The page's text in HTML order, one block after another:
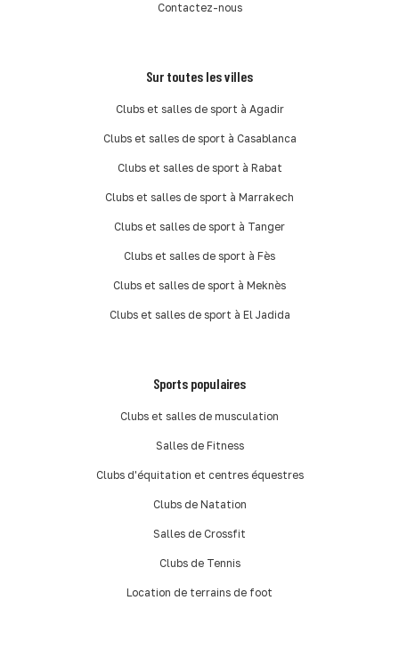
Contactez-nous
Sur toutes les villes
Clubs et salles de sport à Agadir
Clubs et salles de sport à Casablanca
Clubs et salles de sport à Rabat
Clubs et salles de sport à Marrakech
Clubs et salles de sport à Tanger
Clubs et salles de sport à Fès
Clubs et salles de sport à Meknès
Clubs et salles de sport à El Jadida
Sports populaires
Clubs et salles de musculation
Salles de Fitness
Clubs d'équitation et centres équestres
Clubs de Natation
Salles de Crossfit
Clubs de Tennis
Location de terrains de foot